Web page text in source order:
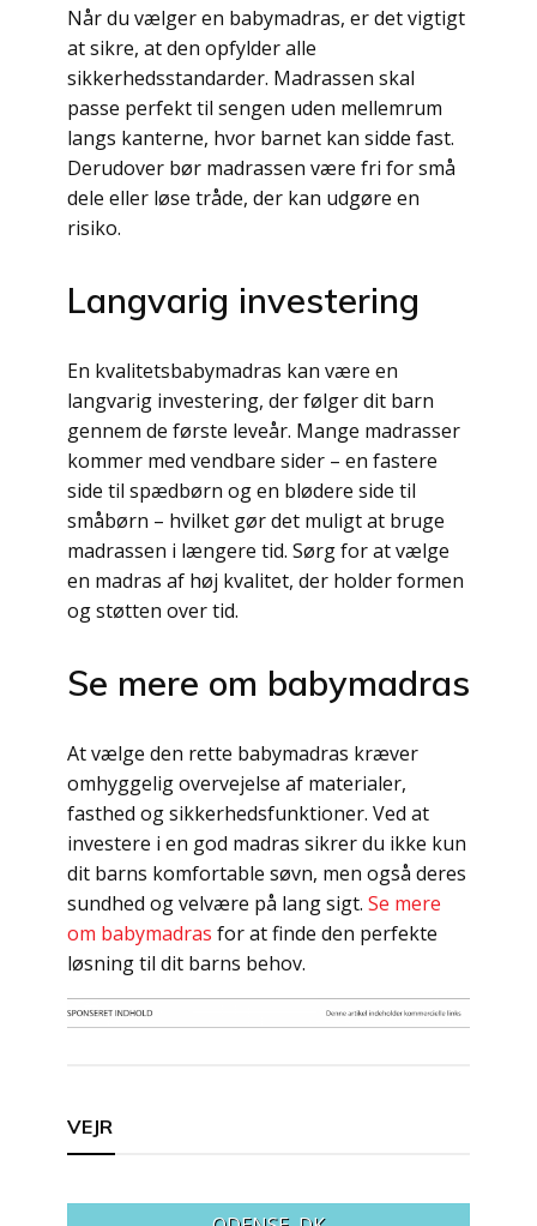
Når du vælger en babymadras, er det vigtigt
at sikre, at den opfylder alle
sikkerhedsstandarder. Madrassen skal
passe perfekt til sengen uden mellemrum
langs kanterne, hvor barnet kan sidde fast.
Derudover bør madrassen være fri for små
dele eller løse tråde, der kan udgøre en
risiko.
Langvarig investering
En kvalitetsbabymadras kan være en
langvarig investering, der følger dit barn
gennem de første leveår. Mange madrasser
kommer med vendbare sider – en fastere
side til spædbørn og en blødere side til
småbørn – hvilket gør det muligt at bruge
madrassen i længere tid. Sørg for at vælge
en madras af høj kvalitet, der holder formen
og støtten over tid.
Se mere om babymadras
At vælge den rette babymadras kræver
omhyggelig overvejelse af materialer,
fasthed og sikkerhedsfunktioner. Ved at
investere i en god madras sikrer du ikke kun
dit barns komfortable søvn, men også deres
sundhed og velvære på lang sigt. Se mere
om babymadras for at finde den perfekte
løsning til dit barns behov.
VEJR